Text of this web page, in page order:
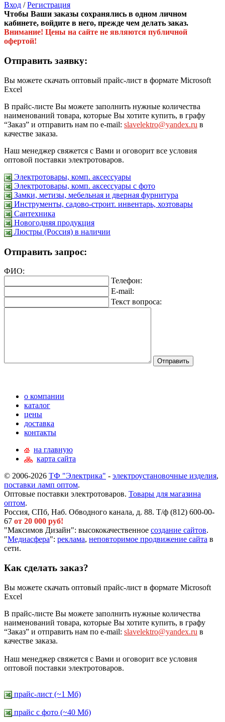
Вход /Регистрация
Чтобы Ваши заказы сохранялись в одном личном
кабинете, войдите в него, прежде чем делать заказ.
Внимание! Цены на сайте не являются публичной
офертой!
Отправить заявку:
Вы можете скачать оптовый прайс-лист в формате Microsoft
Excel
В прайс-листе Вы можете заполнить нужные количества
наименований товара, которые Вы хотите купить, в графу
“Заказ” и отправить нам по e-mail: slavelektro@yandex.ru в
качестве заказа.
Наш менеджер свяжется с Вами и оговорит все условия
оптовой поставки электротоваров.
Электротовары, комп. аксессуары
Электротовары, комп. аксессуары с фото
Замки, метизы, мебельная и дверная фурнитура
Инструменты, садово-строит. инвентарь, хозтовары
Сантехника
Новогодняя продукция
Люстры (Россия) в наличии
Отправить запрос:
ФИО:
Телефон:
E-mail:
Текст вопроса:
о компании
каталог
цены
доставка
контакты
на главную
карта сайта
© 2006-2026 ТФ "Электрика" - электроустановочные изделия,
поставки ламп оптом.
Оптовые поставки электротоваров. Товары для магазина
оптом.
Россия, СПб, Наб. Обводного канала, д. 88. Т/ф (812) 600-00-
67 от 20 000 руб!
"Максимов Дизайн": высококачественное создание сайтов.
"Медиасфера": реклама, неповторимое продвижение сайта в
сети.
Как сделать заказ?
Вы можете скачать оптовый прайс-лист в формате Microsoft
Excel
В прайс-листе Вы можете заполнить нужные количества
наименований товара, которые Вы хотите купить, в графу
“Заказ” и отправить нам по e-mail: slavelektro@yandex.ru в
качестве заказа.
Наш менеджер свяжется с Вами и оговорит все условия
оптовой поставки электротоваров.
прайс-лист (~1 Мб)
прайс c фото (~40 Мб)